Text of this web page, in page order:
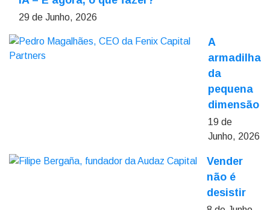
29 de Junho, 2026
A
armadilha
da
pequena
dimensão
19 de
Junho, 2026
Vender
não é
desistir